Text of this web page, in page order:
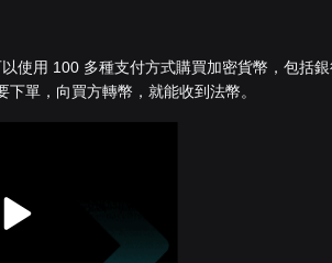
以使用 100 多種支付方式購買加密貨幣，包括
下單，向買方轉幣，就能收到法幣。